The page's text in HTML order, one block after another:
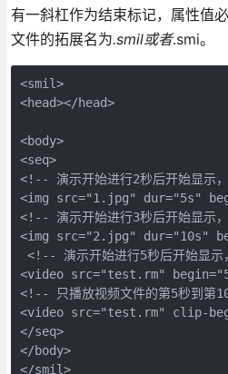
有一斜杠作为结束标记，属性值
文件的拓展名为.smil或者.smi。
<smil>
<head></head>
<body>
<seq>
<!-- 演示开始进行2秒后开始显示
<img src="1.jpg" dur="5s"
<!-- 演示开始进行3秒后开始显示
<img src="2.jpg" dur="10s"
<!-- 演示开始进行5秒后开始显示
<video src="test.rm"
<!-- 只播放视频文件的第5秒到第
<video src="test.rm" clip-
</seq>
</body>
</smil>